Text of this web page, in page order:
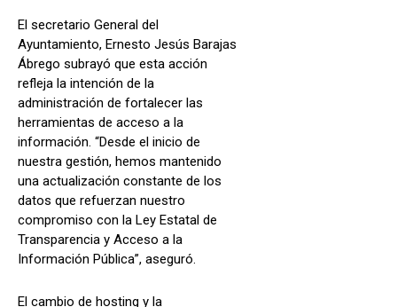
El secretario General del
Ayuntamiento, Ernesto Jesús Barajas
Ábrego subrayó que esta acción
refleja la intención de la
administración de fortalecer las
herramientas de acceso a la
información. “Desde el inicio de
nuestra gestión, hemos mantenido
una actualización constante de los
datos que refuerzan nuestro
compromiso con la Ley Estatal de
Transparencia y Acceso a la
Información Pública”, aseguró.
El cambio de hosting y la